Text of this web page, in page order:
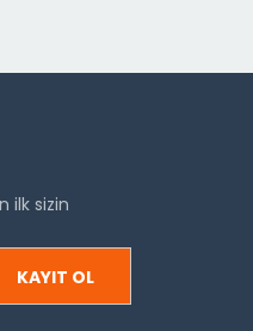
ilk sizin
KAYIT OL